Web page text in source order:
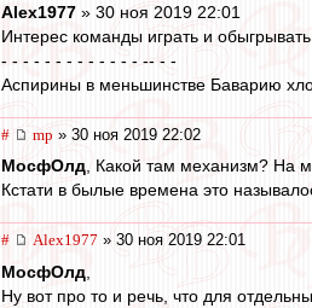
Alex1977 » 30 ноя 2019 22:01
Интерес команды играть и
- - - - - - - - - - - - - -- - -
Аспирины в меньшинстве Баварию
# mp » 30 ноя 2019 22:02
МосфОлд , Какой там механизм? На
Кстати в былые времена это
# Alex1977 » 30 ноя 2019 22:01
МосфОлд
Ну вот про то и речь, что для